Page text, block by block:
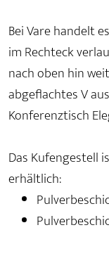
Bei Vare handelt
im Rechteck
nach oben hin
abgeflachtes V
Konferenztisch
Das Kufengestell
erhältlich: